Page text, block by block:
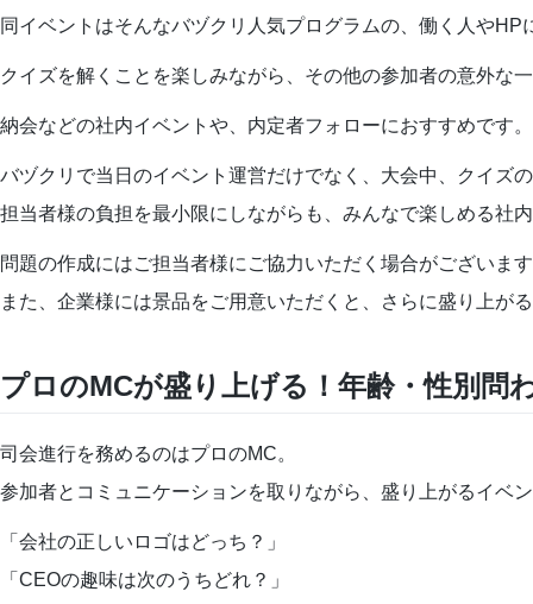
同イベントはそんなバヅクリ人気プログラムの、働く人や
クイズを解くことを楽しみながら、その他の参加者の意外な
納会などの社内イベントや、内定者フォローにおすすめです。
バヅクリで当日のイベント運営だけでなく、大会中、クイズ
担当者様の負担を最小限にしながらも、みんなで楽しめる社
問題の作成にはご担当者様にご協力いただく場合がございま
また、企業様には景品をご用意いただくと、さらに盛り上が
プロのMCが盛り上げる！年齢・性別問
司会進行を務めるのはプロのMC。
参加者とコミュニケーションを取りながら、盛り上がるイベ
「会社の正しいロゴはどっち？」
「CEOの趣味は次のうちどれ？」